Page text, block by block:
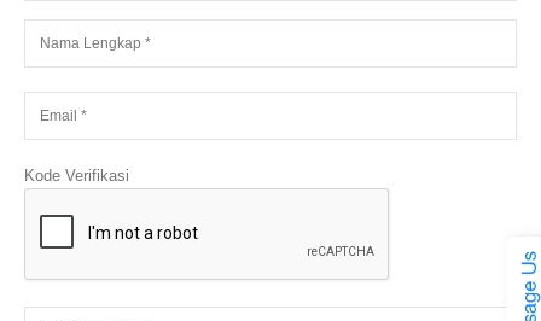
Kode Verifikasi